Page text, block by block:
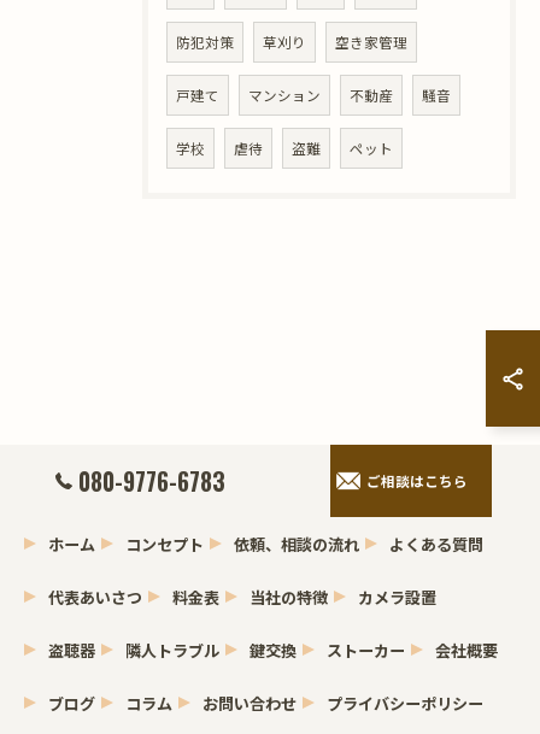
防犯対策 草刈り 空き家管理
戸建て マンション 不動産 騒音
学校 虐待 盗難 ペット
080-9776-6783 ご相談はこちら
ホーム コンセプト 依頼、相談の流れ よくある質問
代表あいさつ 料金表 当社の特徴 カメラ設置
盗聴器 隣人トラブル 鍵交換 ストーカー 会社概要
ブログ コラム お問い合わせ プライバシーポリシー